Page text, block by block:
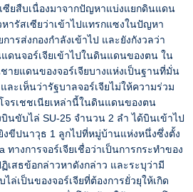
ซียสืบเนื่องมาจากปัญหาแบ่งแยกดินแดน
หารัสเซียว่าเข้าไปแทรกแซงในปัญหา
ารส่งกองกำลังเข้าไป และยังกังวลว่า
ดนจอร์เจียเข้าไปในดินแดนของตน ใน
ยแดนของจอร์เจียบางแห่งเป็นฐานที่มั่น
ละเห็นว่ารัฐบาลจอร์เจียไม่ให้ความร่วม
จรเชชเนียเหล่านี้ในดินแดนของตน
บินขับไล่ SU-25 จำนวน 2 ลำ ได้บินเข้าไป
งขีปนาวุธ 1 ลูกไปที่หมู่บ้านแห่งหนึ่งซึ่งตั้ง
ทางการจอร์เจียเชื่อว่าเป็นการกระทำของ
เสธข้อกล่าวหาดังกล่าว และระบุว่ามี
ล่เป็นของจอร์เจียที่ต้องการยั่วยุให้เกิด